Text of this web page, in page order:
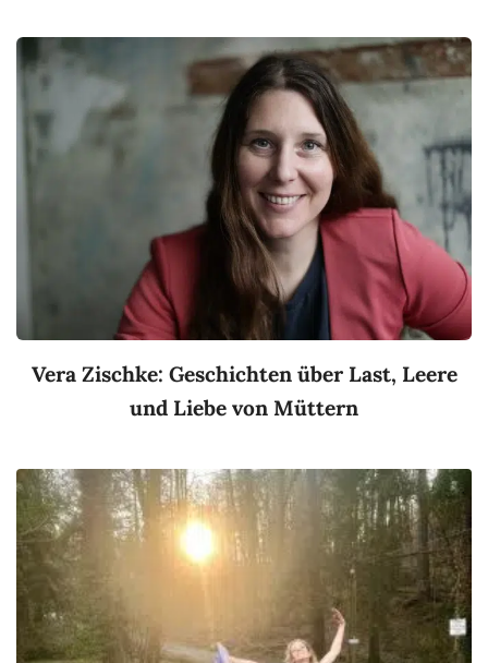
Vera Zischke: Geschichten über Last, Leere
und Liebe von Müttern